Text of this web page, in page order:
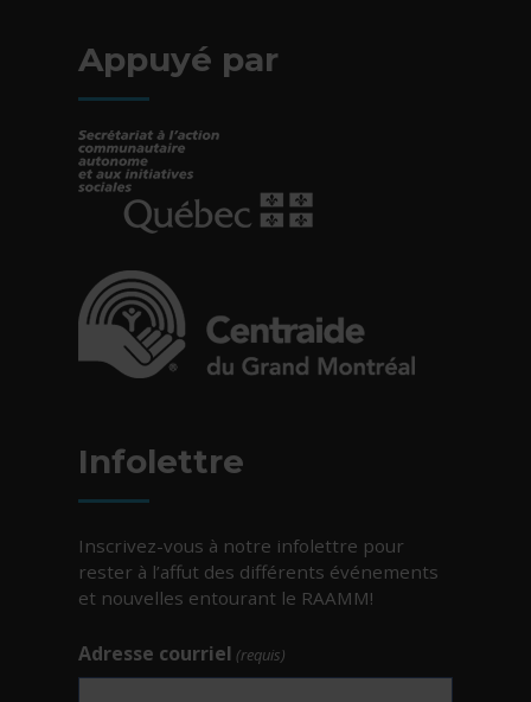
Appuyé par
Infolettre
Inscrivez-vous à notre infolettre pour
rester à l’affut des différents événements
et nouvelles entourant le RAAMM!
Adresse courriel (requis)